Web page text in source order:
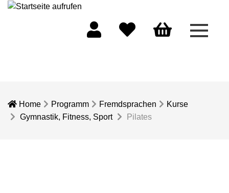
Menü
Home Programm Fremdsprachen
Kurse
Gymnastik, Fitness, Sport
Pilates